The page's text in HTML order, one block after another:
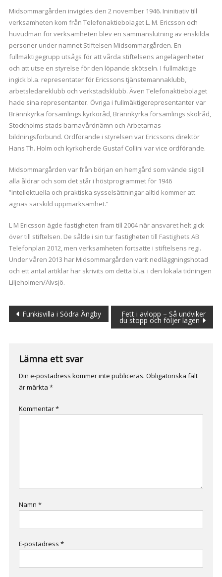
Midsommargården invigdes den 2 november 1946. Ininitiativ till
verksamheten kom från Telefonaktiebolaget L. M. Ericsson och
huvudman för verksamheten blev en sammanslutning av enskilda
personer under namnet Stiftelsen Midsommargården. En
fullmäktigegrupp utsågs för att vårda stiftelsens angelägenheter
och att utse en styrelse för den löpande skötseln. I fullmäktige
ingick bl.a. representater för Ericssons tjänstemannaklubb,
arbetsledareklubb och verkstadsklubb. Även Telefonaktiebolaget
hade sina representanter. Övriga i fullmäktigerepresentanter var
Brännkyrka församlings kyrkoråd, Brännkyrka församlings skolråd,
Stockholms stads barnavårdnämn och Arbetarnas
bildningsförbund. Ordförande i styrelsen var Ericssons direktör
Hans Th. Holm och kyrkoherde Gustaf Collini var vice ordförande.
Midsommargården var från början en hemgård som vände sig till
alla åldrar och som det står i höstprogrammet för 1946
”intellektuella och praktiska sysselsättningar alltid kommer att
ägnas särskild uppmärksamhet.”
L M Ericsson ägde fastigheten fram till 2004 när ansvaret helt gick
över till stiftelsen. De sålde i sin tur fastigheten till Fastighets AB
Telefonplan 2012, men verksamheten fortsatte i stiftelsens regi.
Under våren 2013 har Midsommargården varit nedläggningshotad
och ett antal artiklar har skrivits om detta bl.a. i den lokala tidningen
Liljeholmen/Älvsjö.
Inläggsnavigering
Funkisvilla i Södra Ängby Fett i avlopp – Så undviker
du stopp och följer lagen
Lämna ett svar
Din e-postadress kommer inte publiceras. Obligatoriska fält
är märkta *
Kommentar*
Namn *
E-postadress *